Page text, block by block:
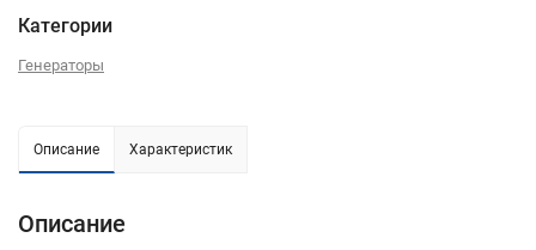
Категории
Генераторы
Описание Характеристик
Описание